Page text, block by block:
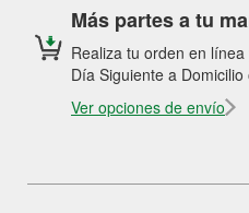
Más partes a tu
Realiza tu orden en
Día Siguiente a
Ver opciones de envío